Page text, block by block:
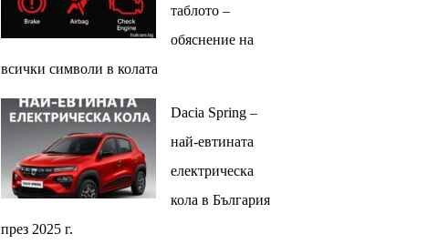
таблото –
обяснение на
всички символи в колата
Dacia Spring –
най-евтината
електрическа
кола в България
през 2025 г.